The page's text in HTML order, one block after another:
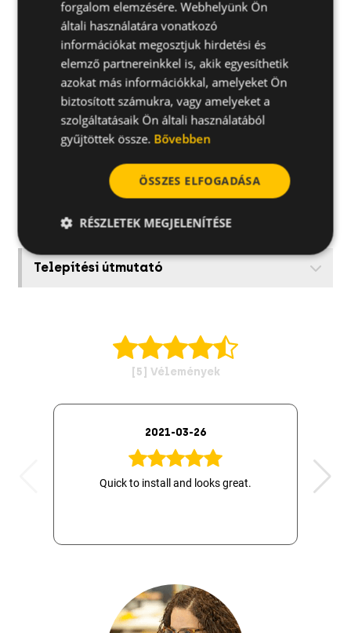
Alkalmazások
További specifikációk
Alapanyagok
Kapcsolódó termékek
Telepítési útmutató
[5] Vélemények
2021-03-26
Quick to install and looks great.
forgalom elemzésére. Webhelyünk Ön
általi használatára vonatkozó
információkat megosztjuk hirdetési és
elemző partnereinkkel is, akik egyesíthetik
azokat más információkkal, amelyeket Ön
biztosított számukra, vagy amelyeket a
szolgáltatásaik Ön általi használatából
gyűjtöttek össze. Bővebben
ÖSSZES ELFOGADÁSA
RÉSZLETEK MEGJELENÍTÉSE